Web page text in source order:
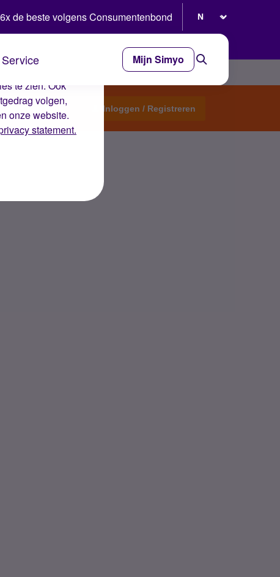
ervaring op de
te zien. Ook
volgen,
onze website.
statement.
de beste volgens Consumentenbond
Service Mijn Simyo
Start een topic Inloggen / Registreren